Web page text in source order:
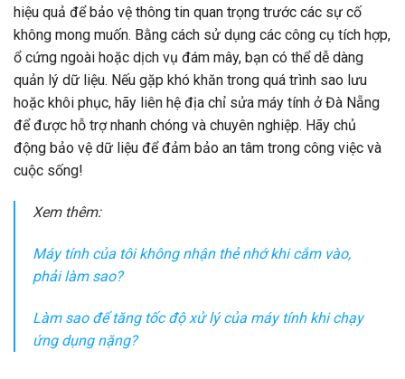
hiệu quả để bảo vệ thông tin quan trọng trước các sự cố
không mong muốn. Bằng cách sử dụng các công cụ tích hợp,
ổ cứng ngoài hoặc dịch vụ đám mây, bạn có thể dễ dàng
quản lý dữ liệu. Nếu gặp khó khăn trong quá trình sao lưu
hoặc khôi phục, hãy liên hệ địa chỉ sửa máy tính ở Đà Nẵng
để được hỗ trợ nhanh chóng và chuyên nghiệp. Hãy chủ
động bảo vệ dữ liệu để đảm bảo an tâm trong công việc và
cuộc sống!
Xem thêm:
Máy tính của tôi không nhận thẻ nhớ khi cắm vào,
phải làm sao?
Làm sao để tăng tốc độ xử lý của máy tính khi chạy
ứng dụng nặng?